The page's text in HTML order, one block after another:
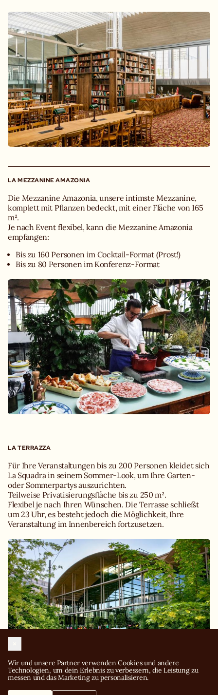
Wir und unsere Partner verwenden Cookies und andere
Technologien, um dein Erlebnis zu verbessern, die Leistung zu
messen und das Marketing zu personalisieren.
LA MEZZANINE AMAZONIA
Die Mezzanine Amazonia, unsere intimste Mezzanine,
komplett mit Pflanzen bedeckt, mit einer Fläche von 165
m².
Je nach Event flexibel, kann die Mezzanine Amazonia
empfangen:
Bis zu 160 Personen im Cocktail-Format (Prost!)
Bis zu 80 Personen im Konferenz-Format
LA TERRAZZA
Für Ihre Veranstaltungen bis zu 200 Personen kleidet sich
La Squadra in seinem Sommer-Look, um Ihre Garten-
oder Sommerpartys auszurichten.
Teilweise Privatisierungsfläche bis zu 250 m².
Flexibel je nach Ihren Wünschen. Die Terrasse schließt
um 23 Uhr, es besteht jedoch die Möglichkeit, Ihre
Veranstaltung im Innenbereich fortzusetzen.